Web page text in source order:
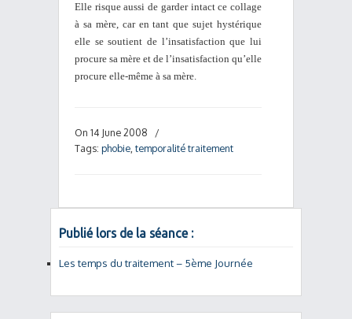
Elle risque aussi de garder intact ce collage
à sa mère, car en tant que sujet hystérique
elle se soutient de l’insatisfaction que lui
procure sa mère et de l’insatisfaction qu’elle
procure elle-même à sa mère.
On 14 June 2008
/
Tags: phobie, temporalité traitement
Publié lors de la séance :
Les temps du traitement – 5ème Journée